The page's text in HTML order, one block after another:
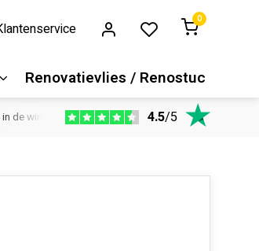
0
Renovatievlies / Renostuc
de winkel Vloeren website 1100m2
4.5/5